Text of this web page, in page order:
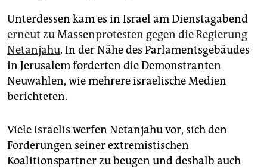
Unterdessen kam es in Israel am Dienstagabend
erneut zu Massenprotesten gegen die Regierung
Netanjahu. In der Nähe des Parlamentsgebäudes
in Jerusalem forderten die Demonstranten
Neuwahlen, wie mehrere israelische Medien
berichteten.
Viele Israelis werfen Netanjahu vor, sich den
Forderungen seiner extremistischen
Koalitionspartner zu beugen und deshalb auch